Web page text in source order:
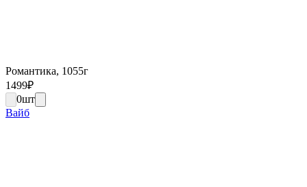
Романтика, 1055г
1499₽
0шт
Вайб